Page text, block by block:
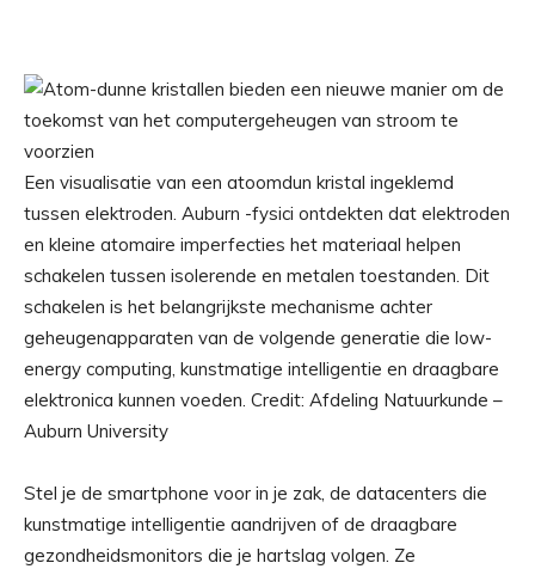
Een visualisatie van een atoomdun kristal ingeklemd
tussen elektroden. Auburn -fysici ontdekten dat elektroden
en kleine atomaire imperfecties het materiaal helpen
schakelen tussen isolerende en metalen toestanden. Dit
schakelen is het belangrijkste mechanisme achter
geheugenapparaten van de volgende generatie die low-
energy computing, kunstmatige intelligentie en draagbare
elektronica kunnen voeden. Credit: Afdeling Natuurkunde –
Auburn University
Stel je de smartphone voor in je zak, de datacenters die
kunstmatige intelligentie aandrijven of de draagbare
gezondheidsmonitors die je hartslag volgen. Ze